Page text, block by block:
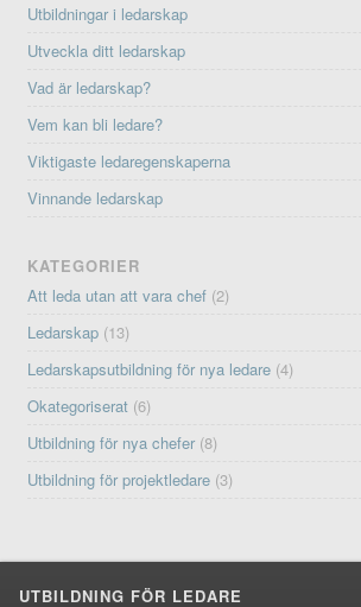
Utbildningar i ledarskap
Utveckla ditt ledarskap
Vad är ledarskap?
Vem kan bli ledare?
Viktigaste ledaregenskaperna
Vinnande ledarskap
KATEGORIER
Att leda utan att vara chef (2)
Ledarskap (13)
Ledarskapsutbildning för nya ledare (4)
Okategoriserat (6)
Utbildning för nya chefer (8)
Utbildning för projektledare (3)
UTBILDNING FÖR LEDARE